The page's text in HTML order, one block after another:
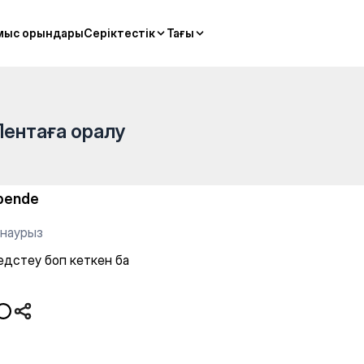
орындарыСеріктестік Тағы
орындарыСеріктестік Тағы
оралу
наурыз
боп кеткен ба